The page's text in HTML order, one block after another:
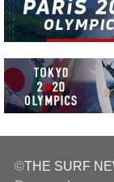
©THE SURF